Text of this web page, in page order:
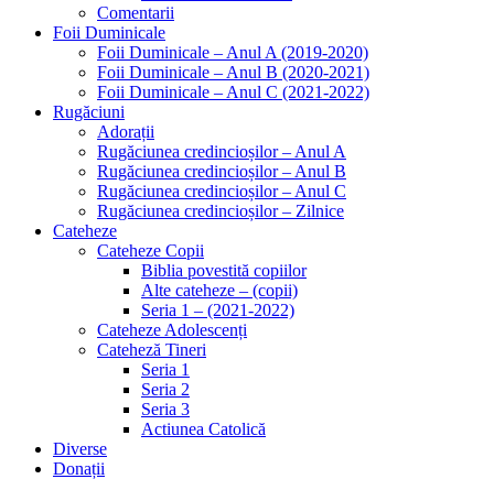
Comentarii
Foii Duminicale
Foii Duminicale – Anul A (2019-2020)
Foii Duminicale – Anul B (2020-2021)
Foii Duminicale – Anul C (2021-2022)
Rugăciuni
Adorații
Rugăciunea credincioșilor – Anul A
Rugăciunea credincioșilor – Anul B
Rugăciunea credincioșilor – Anul C
Rugăciunea credincioșilor – Zilnice
Cateheze
Cateheze Copii
Biblia povestită copiilor
Alte cateheze – (copii)
Seria 1 – (2021-2022)
Cateheze Adolescenți
Cateheză Tineri
Seria 1
Seria 2
Seria 3
Actiunea Catolică
Diverse
Donații